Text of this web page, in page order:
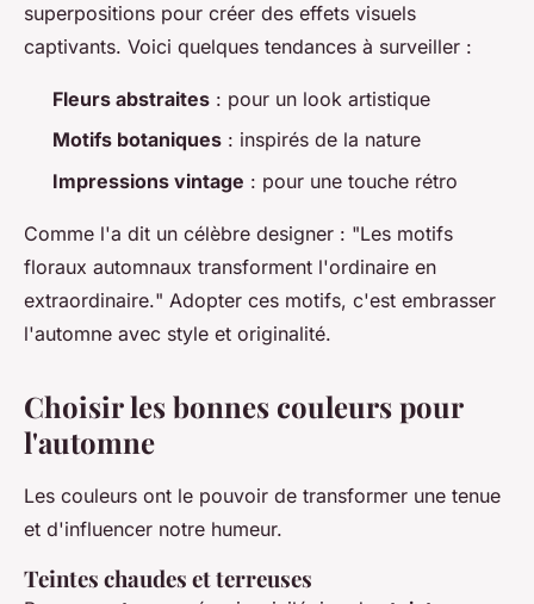
superpositions pour créer des effets visuels
captivants. Voici quelques tendances à surveiller :
Fleurs abstraites : pour un look artistique
Motifs botaniques : inspirés de la nature
Impressions vintage : pour une touche rétro
Comme l'a dit un célèbre designer : "Les motifs
floraux automnaux transforment l'ordinaire en
extraordinaire." Adopter ces motifs, c'est embrasser
l'automne avec style et originalité.
Choisir les bonnes couleurs pour
l'automne
Les couleurs ont le pouvoir de transformer une tenue
et d'influencer notre humeur.
Teintes chaudes et terreuses